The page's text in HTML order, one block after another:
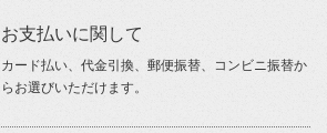
お支払いに関して
カード払い、代金引換、郵便振替、コンビニ振替か
らお選びいただけます。